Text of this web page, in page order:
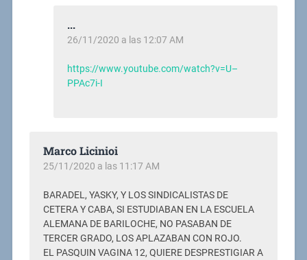
...
26/11/2020 a las 12:07 AM
https://www.youtube.com/watch?v=U–
PPAc7i-I
Marco Licinioi
25/11/2020 a las 11:17 AM
BARADEL, YASKY, Y LOS SINDICALISTAS DE
CETERA Y CABA, SI ESTUDIABAN EN LA ESCUELA
ALEMANA DE BARILOCHE, NO PASABAN DE
TERCER GRADO, LOS APLAZABAN CON ROJO.
EL PASQUIN VAGINA 12, QUIERE DESPRESTIGIAR A